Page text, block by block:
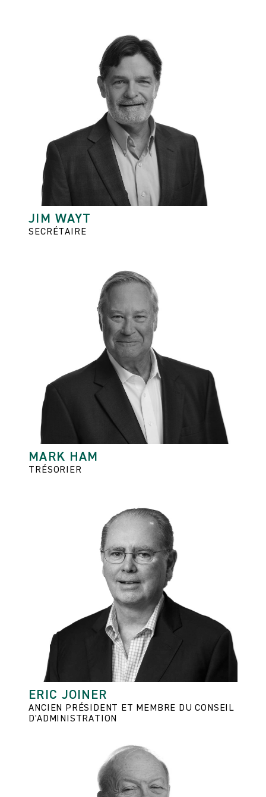
JIM WAYT
SECRÉTAIRE
MARK HAM
TRÉSORIER
ERIC JOINER
ANCIEN PRÉSIDENT ET MEMBRE DU CONSEIL
D'ADMINISTRATION